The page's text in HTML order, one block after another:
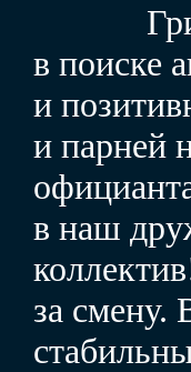
в поиске
и
и парней
в наш
за смену.